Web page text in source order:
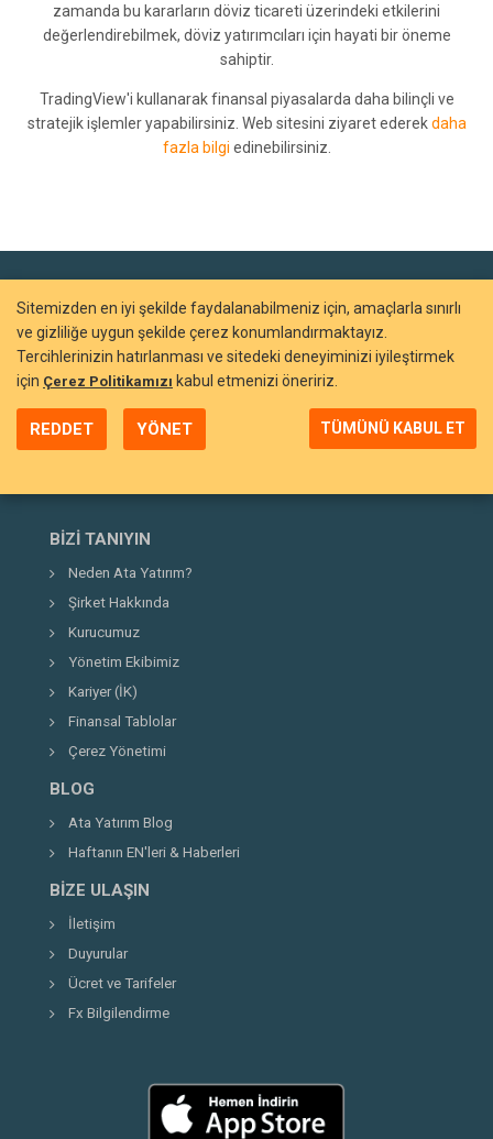
zamanda bu kararların döviz ticareti üzerindeki etkilerini
değerlendirebilmek, döviz yatırımcıları için hayati bir öneme
sahiptir.
TradingView'i kullanarak finansal piyasalarda daha bilinçli ve
stratejik işlemler yapabilirsiniz. Web sitesini ziyaret ederekdaha
fazla bilgi edinebilirsiniz.
BIZI TANIYIN
Neden Ata Yatırım?
Şirket Hakkında
Kurucumuz
Yönetim Ekibimiz
Kariyer (İK)
Finansal Tablolar
Çerez Yönetimi
BLOG
Ata Yatırım Blog
Haftanın EN'leri & Haberleri
BIZE ULAŞIN
İletişim
Duyurular
Ücret ve Tarifeler
Fx Bilgilendirme
Sitemizden en iyi şekilde faydalanabilmeniz için, amaçlarla sınırlı
ve gizliliğe uygun şekilde çerez konumlandırmaktayız.
Tercihlerinizin hatırlanması ve sitedeki deneyiminizi iyileştirmek
için Çerez Politikamızı kabul etmenizi öneririz.
REDDET YÖNET TÜMÜNÜ KABUL ET